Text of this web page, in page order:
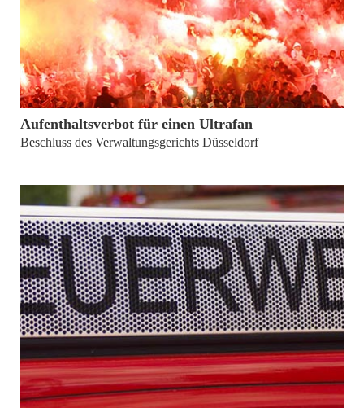
vonLukas Schmidt
Aufenthaltsverbot für einen Ultrafan
Beschluss des Verwaltungsgerichts Düsseldorf